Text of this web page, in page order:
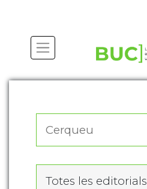
Totes les editorials